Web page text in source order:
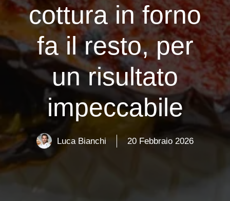
cottura in forno
fa il resto, per
un risultato
impeccabile
Luca Bianchi 20 Febbraio 2026